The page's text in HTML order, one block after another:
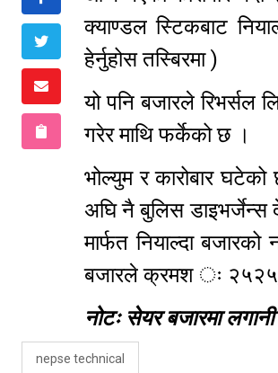
क्याण्डल स्टिकबाट
हेर्नुहोस तस्बिरमा )
यो पनि बजारले रिभर्सल
गरेर माथि फर्केको छ ।
भोल्युम र कारोबार
अघि नै बुलिस डाइभर्जेन्स
मार्फत नियाल्दा
बजारले क्रमश ः २५२५,
नोटः सेयर बजारमा
nepse technical